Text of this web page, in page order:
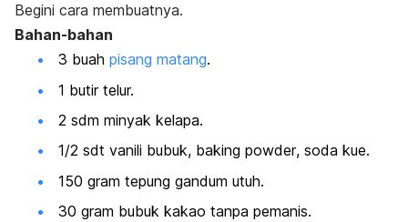
Begini cara membuatnya.
Bahan-bahan
3 buah pisang matang.
1 butir telur.
2 sdm minyak kelapa.
1/2 sdt vanili bubuk, baking powder, soda kue.
150 gram tepung gandum utuh.
30 gram bubuk kakao tanpa pemanis.